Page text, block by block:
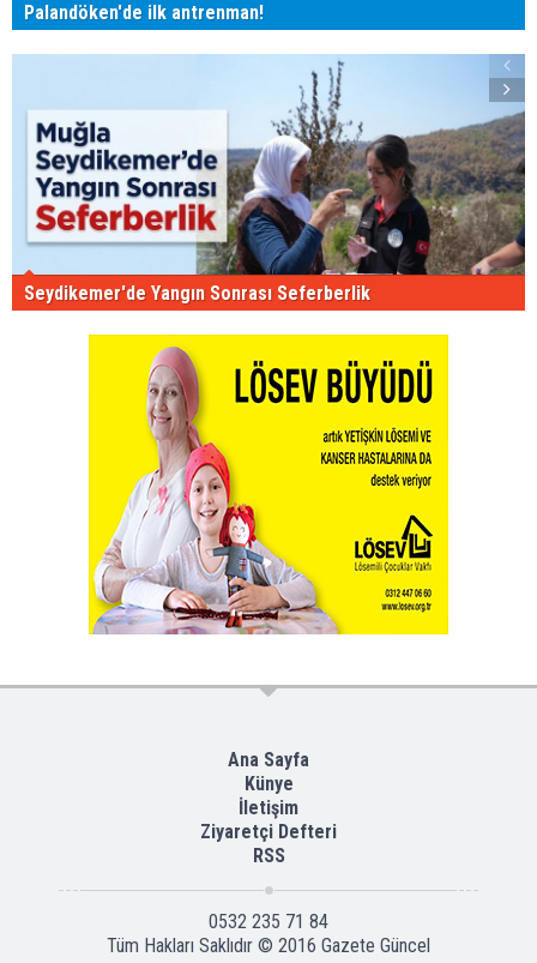
Palandöken'de ilk antrenman!
Seydikemer'de Yangın Sonrası Seferberlik
Ana Sayfa
Künye
İletişim
Ziyaretçi Defteri
RSS
0532 235 71 84
Tüm Hakları Saklıdır © 2016 Gazete Güncel